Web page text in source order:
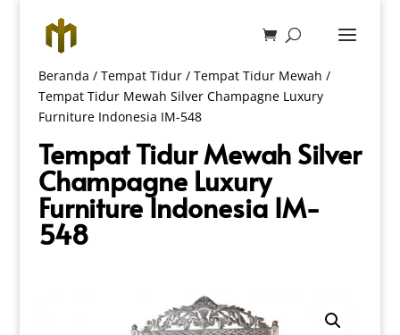
Beranda / Tempat Tidur/ Tempat Tidur Mewah /
Tempat Tidur Mewah Silver Champagne Luxury
Furniture Indonesia IM-548
Tempat Tidur Mewah Silver
Champagne Luxury
Furniture Indonesia IM-
548